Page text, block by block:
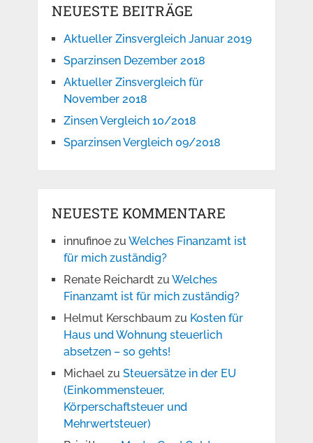
NEUESTE BEITRÄGE
Aktueller Zinsvergleich Januar 2019
Sparzinsen Dezember 2018
Aktueller Zinsvergleich für
November 2018
Zinsen Vergleich 10/2018
Sparzinsen Vergleich 09/2018
NEUESTE KOMMENTARE
innufinoezu Welches Finanzamt ist
für mich zuständig?
Renate Reichardtzu Welches
Finanzamt ist für mich zuständig?
Helmut Kerschbaum zu Kosten für
Haus und Wohnung steuerlich
absetzen – so gehts!
Michaelzu Steuersätze in der EU
(Einkommensteuer,
Körperschaftsteuer und
Mehrwertsteuer)